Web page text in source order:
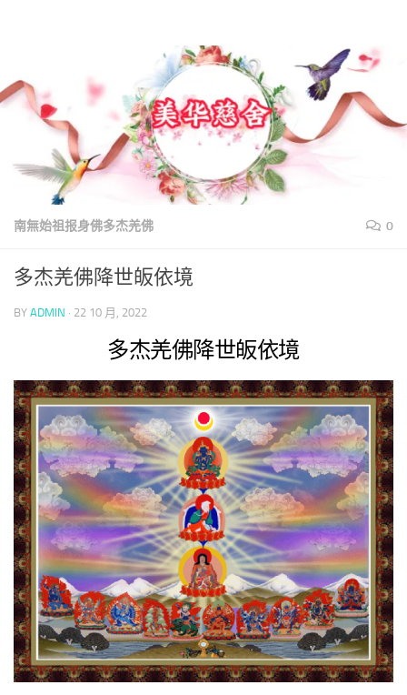
南無始祖报身佛多杰羌佛 0
多杰羌佛降世皈依境
BY ADMIN · 22 10 月, 2022
多杰羌佛降世皈依境